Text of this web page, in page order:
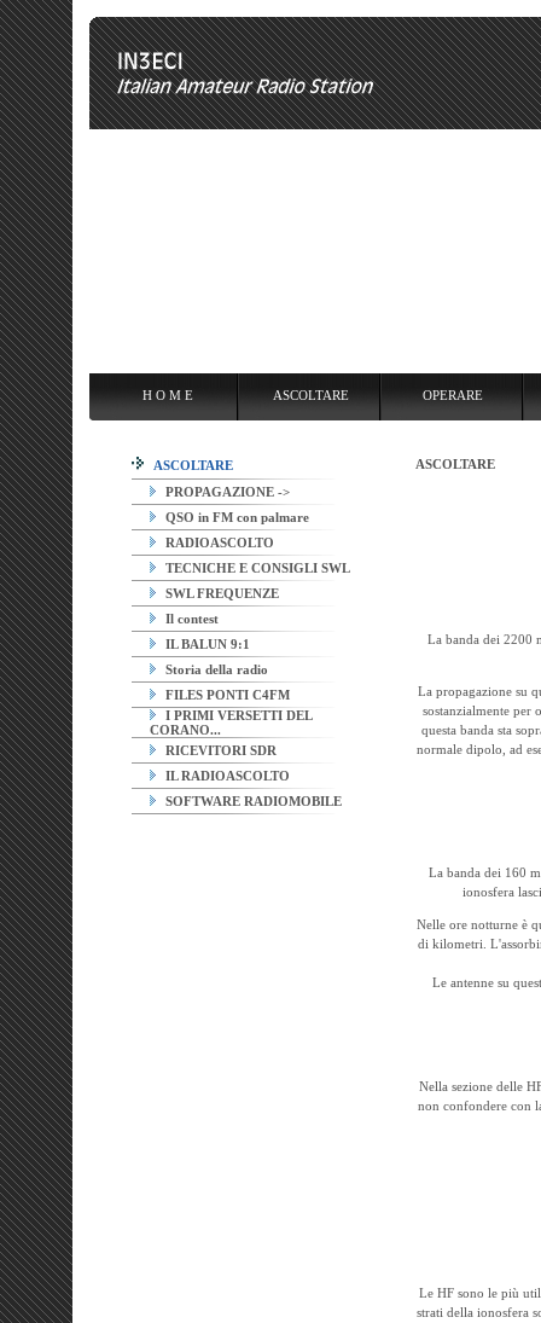
ASCOLTARE
PROPAGAZIONE ->
QSO in FM con palmare
RADIOASCOLTO
TECNICHE E CONSIGLI SWL
SWL FREQUENZE
Il contest
IL BALUN 9:1
Storia della radio
FILES PONTI C4FM
I PRIMI VERSETTI DEL
CORANO...
RICEVITORI SDR
IL RADIOASCOLTO
SOFTWARE RADIOMOBILE
ASCOLTARE
La banda dei 2200
La propagazione su
sostanzialmente
questa banda sta
normale dipolo, ad
La banda dei 160
ionosfera
Nelle ore notturne è
di kilometri.
Le antenne su
Nella sezione delle
non confondere con
Le HF sono le più
strati della ionosfera
H O M E ASCOLTARE OPERARE